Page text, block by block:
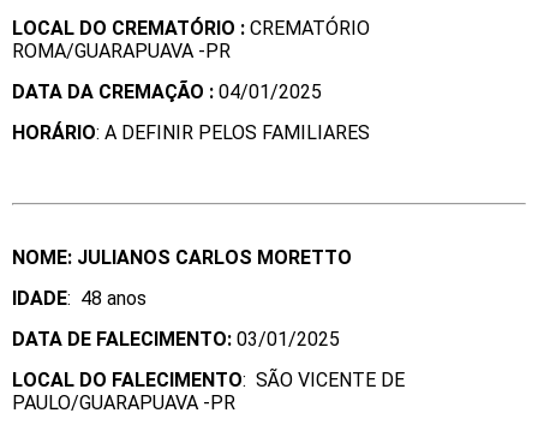
LOCAL DO CREMATÓRIO : CREMATÓRIO
ROMA/GUARAPUAVA -PR
DATA DA CREMAÇÃO : 04/01/2025
HORÁRIO: A DEFINIR PELOS FAMILIARES
NOME: JULIANOS CARLOS MORETTO
IDADE: 48 anos
DATA DE FALECIMENTO: 03/01/2025
LOCAL DO FALECIMENTO: SÃO VICENTE DE
PAULO/GUARAPUAVA -PR